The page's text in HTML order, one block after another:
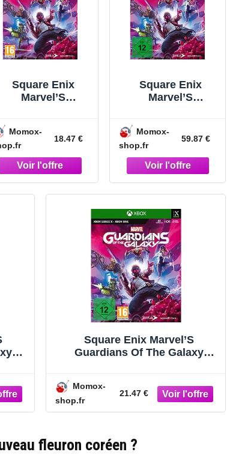
Square Enix
Marvel’S
(Playstation 5)
Momox-
18.47 €
Square Enix
Marvel’S
(Playstation 5)
Momox-
shop.fr
59.87 €
Square Enix Marvel’S
Guardians Of The Galaxy
Momox-
shop.fr
21.47 €
fleuron coréen ?